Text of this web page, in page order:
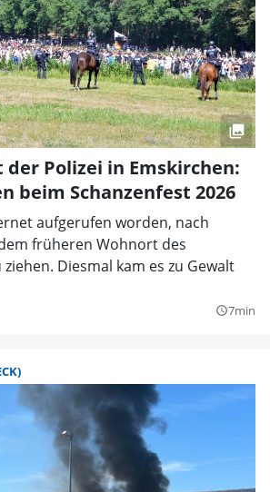
Polizei in Emskirchen:
beim Schanzenfest 2026
aufgerufen worden, nach
früheren Wohnort des
Diesmal kam es zu Gewalt
query_builder7min